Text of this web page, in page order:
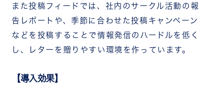
また投稿フィードでは、社内のサークル活動の報
告レポートや、季節に合わせた投稿キャンペーン
などを投稿することで情報発信のハードルを低く
し、レターを贈りやすい環境を作っています。
【導入効果】